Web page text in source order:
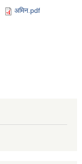
अमिन.pdf